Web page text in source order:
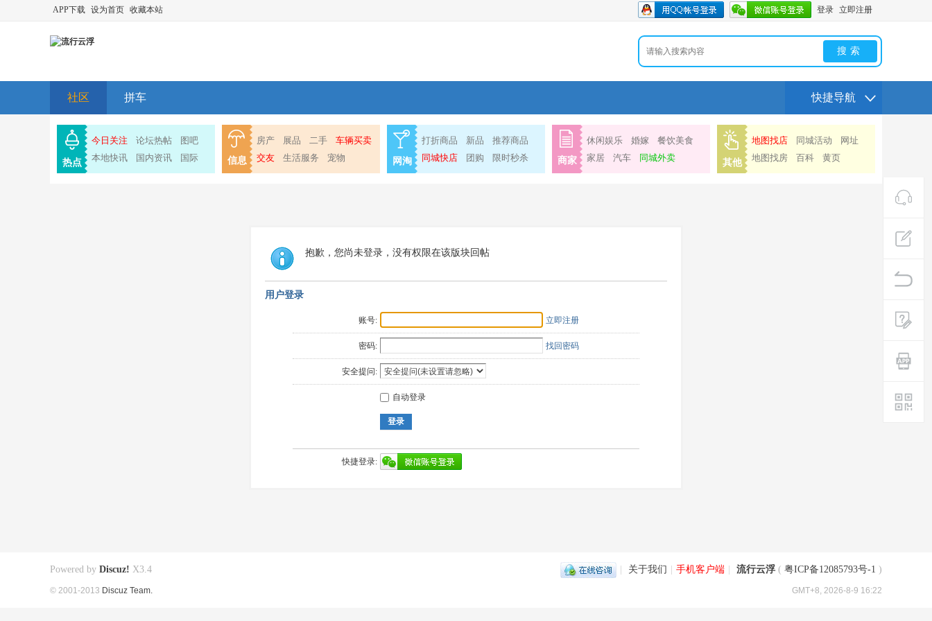
APP下载 设为首页 收藏本站 登录 立即注册
搜索
社区 拼车 快捷导航
热点
今日关注 论坛热帖
图吧
本地快讯
国内资讯 国际 信息
房产 展品 二手
车辆买卖
交友
生活服务 宠物 网淘
打折商品 新品
推荐商品
同城快店
团购 限时秒杀 商家
休闲娱乐 婚嫁
餐饮美食
家居
汽车 同城外卖 其他
地图找店 同城活动
网址
地图找房
百科 黄页
抱歉，您尚未登录，没有权限在该版块回帖
用户登录
账号: 立即注册
密码: 找回密码
安全提问:
自动登录
登录
快捷登录:
关于我们 手机客户端 流行云浮 ( 粤ICP备12085793号-1 )
GMT+8, 2026-8-9 16:22
Powered by Discuz! X3.4
© 2001-2013 Discuz Team.